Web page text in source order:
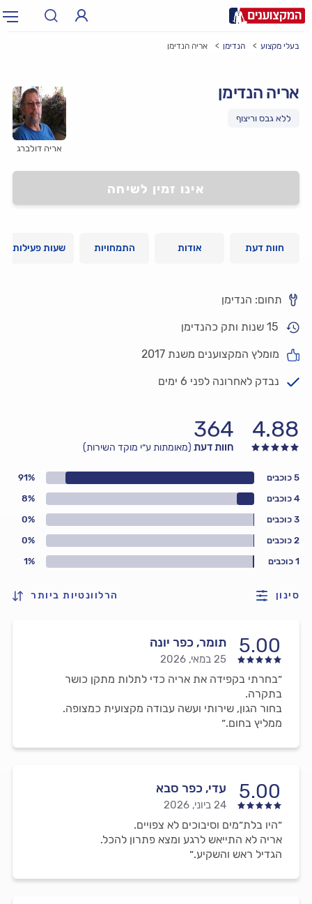
תל אביב, חיפה…
בעלי מקצוע הנדימן אריה הנדימן
אריה דולברג
אריה הנדימן
אינו זמין לשיחה
חוות דעת אודות התמחויות שעות פעילות
תחום: הנדימן
15 שנות ותק כהנדימן
מומלץ המקצוענים משנת 2017
נבדק לאחרונה לפני 6 ימים
4.88
364
חוות דעת (מאומתות ע״י מוקד השירות)
1 כוכבים 1%
2 כוכבים 0%
3 כוכבים 0%
4 כוכבים 8%
5 כוכבים 91%
סינון הרלוונטיות ביותר
5.00 תומר, כפר יונה
25 במאי, 2026
״בחרתי בקפידה את אריה כדי לתלות מתקן כושר
בתקרה.
בחור הגון, שירותי ועשה עבודה מקצועית כמצופה.
ממליץ בחום.״
5.00 עדי, כפר סבא
24 ביוני, 2026
״היו בלת״מים וסיבוכים לא צפויים.
אריה לא התייאש לרגע ומצא פתרון להכל.
הגדיל ראש והשקיע.״